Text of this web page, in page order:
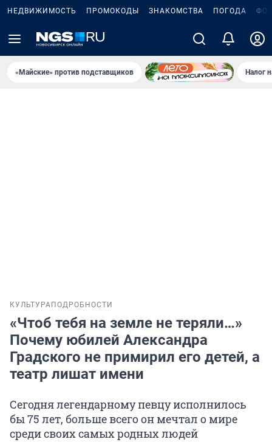
НЕДВИЖИМОСТЬ ПРОМОКОДЫ ЗНАКОМСТВА ПОГОДА
«Майские» против подставщиков Налог
КУЛЬТУРА ПОДРОБНОСТИ
«Чтоб тебя на земле не теряли…»
Почему юбилей Александра
Градского не примирил его детей, а
театр лишат имени
Сегодня легендарному певцу исполнилось
бы 75 лет, больше всего он мечтал о мире
среди своих самых родных людей